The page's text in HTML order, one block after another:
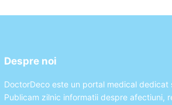
Despre noi
DoctorDeco este un portal medical dedicat
Publicam zilnic informatii despre afectiuni,